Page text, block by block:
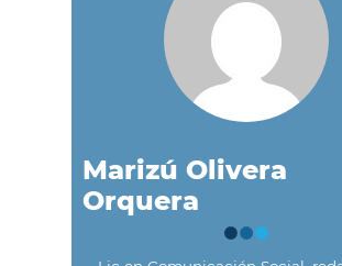
Marizú Olivera
Orquera